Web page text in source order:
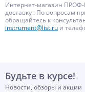
Интернет-магазин ПРОФ-
доставку . По вопросам
обращайтесь к
instrument@list.ru и
Будьте в курсе!
Новости, обзоры и акции